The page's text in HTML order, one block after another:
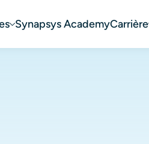
Synapsys AcademyCarrière